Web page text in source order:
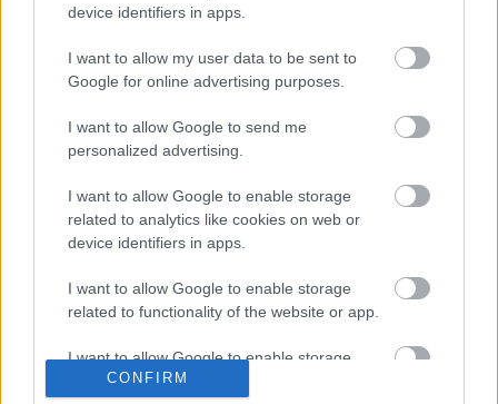
device identifiers in apps.
I want to allow my user data to be sent to
Google for online advertising purposes.
I want to allow Google to send me
personalized advertising.
I want to allow Google to enable storage
related to analytics like cookies on web or
device identifiers in apps.
I want to allow Google to enable storage
related to functionality of the website or app.
I want to allow Google to enable storage
related to personalization.
CONFIRM
A bejegyzés megtekintése az Instagramon
So Blessed look at @mickfleetwoodofficial ��Steady Vibin
like no other �� #420souljahz #ec #king #cloud9
#onelove
@Doggface208(@doggface208) által megosztott bejegyzés,
So thanks for the love and support an here
it is my original video same as all going